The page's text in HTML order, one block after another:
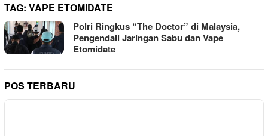
TAG: VAPE ETOMIDATE
Polri Ringkus “The Doctor” di Malaysia,
Pengendali Jaringan Sabu dan Vape
Etomidate
POS TERBARU